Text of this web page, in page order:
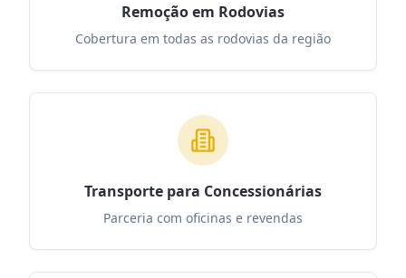
Remoção em Rodovias
Cobertura em todas as rodovias da região
Transporte para Concessionárias
Parceria com oficinas e revendas